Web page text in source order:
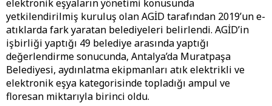
elektronik eşyaların yönetimi konusunda
yetkilendirilmiş kuruluş olan AGİD tarafından 2019’un e-
atıklarda fark yaratan belediyeleri belirlendi. AGİD’in
işbirliği yaptığı 49 belediye arasında yaptığı
değerlendirme sonucunda, Antalya’da Muratpaşa
Belediyesi, aydınlatma ekipmanları atık elektrikli ve
elektronik eşya kategorisinde topladığı ampul ve
floresan miktarıyla birinci oldu.